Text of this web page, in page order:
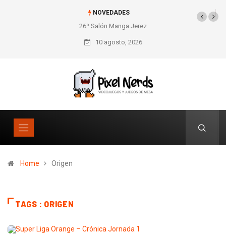
NOVEDADES
26º Salón Manga Jerez
10 agosto, 2026
Home Origen
TAGS : ORIGEN